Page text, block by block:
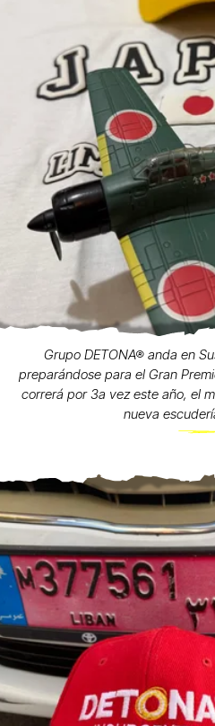
Grupo DETONA® anda en
preparándose para el Gran
correrá por 3a vez este año, el
nueva